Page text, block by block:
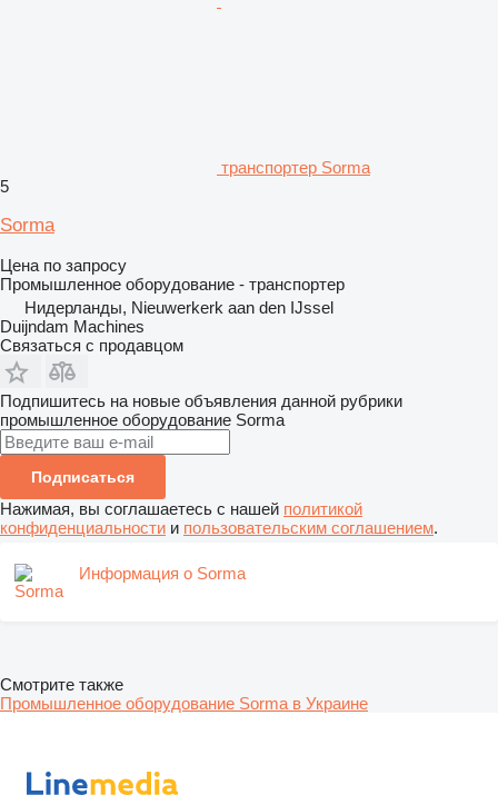
транспортер Sorma
5
Sorma
Цена по запросу
Промышленное оборудование - транспортер
Нидерланды, Nieuwerkerk aan den IJssel
Duijndam Machines
Связаться с продавцом
Подпишитесь на новые объявления данной рубрики
промышленное оборудование Sorma
Подписаться
Нажимая, вы соглашаетесь с нашей политикой
конфиденциальности и пользовательским соглашением.
Информация о Sorma
Смотрите также
Промышленное оборудование Sorma в Украине